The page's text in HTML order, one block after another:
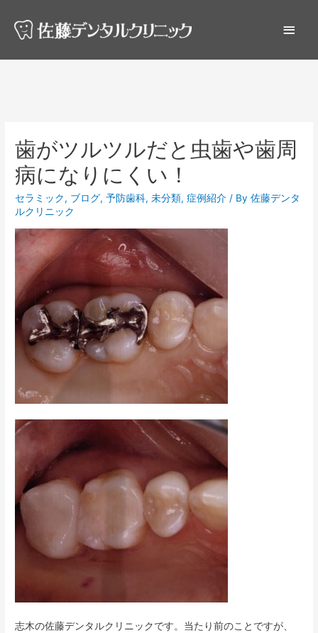
歯がツルツルだと虫歯や歯周
病になりにくい！
セラミック, ブログ,予防歯科,未分類,症例紹介 / By佐藤デンタ
ルクリニック
志木の佐藤デンタルクリニックです。当たり前のことですが、